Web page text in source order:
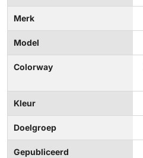
Merk
Model
Colorway
Kleur
Doelgroep
Gepubliceerd